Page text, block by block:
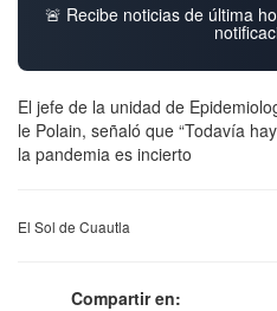
🚨 Recibe noticias de última
El jefe de la unidad de
le Polain, señaló que “Todavía
la pandemia es incierto
El Sol de Cuautla
Compartir en: